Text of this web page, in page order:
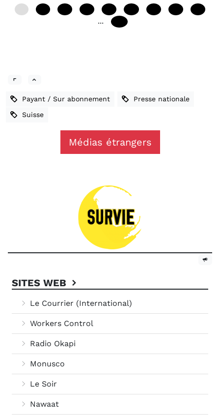
...
Payant / Sur abonnement Presse nationale
Suisse
Médias étrangers
SITES WEB
Le Courrier (International)
Workers Control
Radio Okapi
Monusco
Le Soir
Nawaat